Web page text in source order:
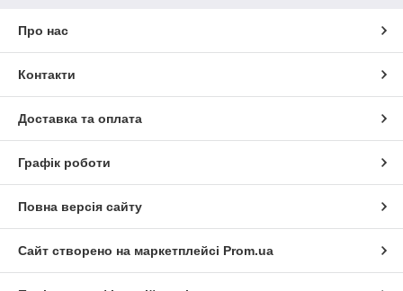
Про нас
Контакти
Доставка та оплата
Графік роботи
Повна версія сайту
Сайт створено на маркетплейсі Prom.ua